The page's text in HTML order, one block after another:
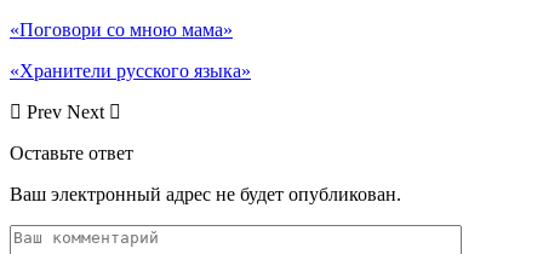
«Поговори со мною мама»
«Хранители русского языка»
Prev Next
Оставьте ответ
Ваш электронный адрес не будет опубликован.